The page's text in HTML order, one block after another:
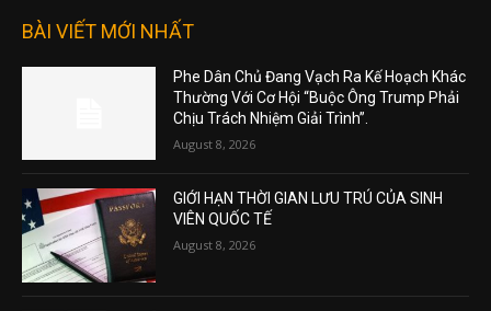
BÀI VIẾT MỚI NHẤT
Phe Dân Chủ Đang Vạch Ra Kế Hoạch Khác
Thường Với Cơ Hội “Buộc Ông Trump Phải
Chịu Trách Nhiệm Giải Trình”.
August 8, 2026
GIỚI HẠN THỜI GIAN LƯU TRÚ CỦA SINH
VIÊN QUỐC TẾ
August 8, 2026